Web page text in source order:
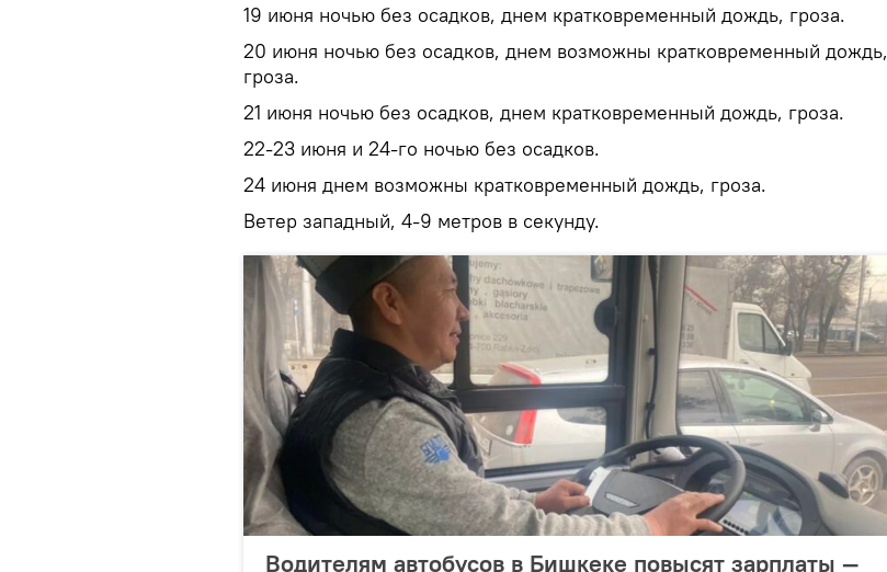
19 июня ночью без осадков, днем кратковременный дождь, гроза.
20 июня ночью без осадков, днем возможны кратковременный дождь,
гроза.
21 июня ночью без осадков, днем кратковременный дождь, гроза.
22-23 июня и 24-го ночью без осадков.
24 июня днем возможны кратковременный дождь, гроза.
Ветер западный, 4-9 метров в секунду.
Водителям автобусов в Бишкеке повысят зарплаты —